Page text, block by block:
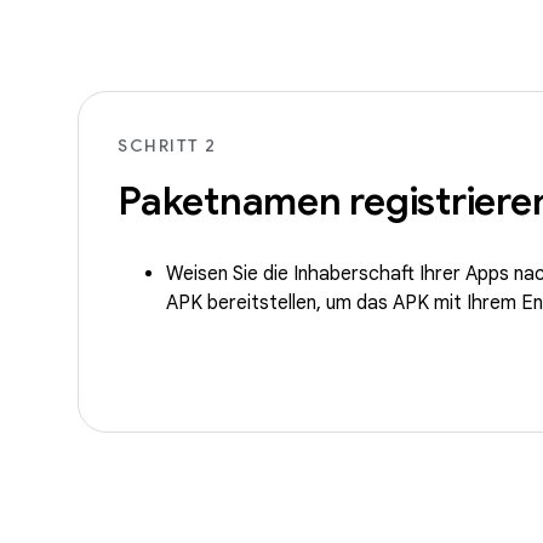
SCHRITT 2
Paketnamen
Weisen Sie die Inhaberschaft Ihrer Apps
APK bereitstellen, um das APK mit Ihrem